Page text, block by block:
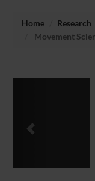
Home Research
Movement